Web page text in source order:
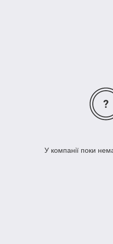
У компанії поки